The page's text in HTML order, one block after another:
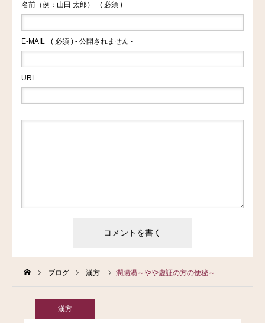
名前（例：山田 太郎） ( 必須 )
E-MAIL ( 必須 ) - 公開されません -
URL
ブログ 漢方 潤腸湯～やや虚証の方の便秘～
漢方